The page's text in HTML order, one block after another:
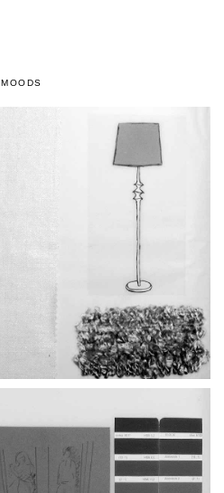
MOODS